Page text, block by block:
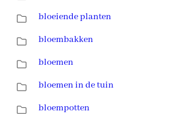
bloeiende planten
bloembakken
bloemen
bloemen in de tuin
bloempotten